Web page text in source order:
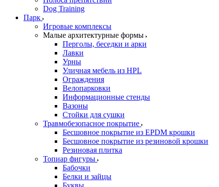
Dog Training
Парк
Игровые комплексы
Малые архитектурные формы
Перголы, беседки и арки
Лавки
Урны
Уличная мебель из HPL
Ограждения
Велопарковки
Информационные стенды
Вазоны
Стойки для сушки
Травмобезопасное покрытие
Бесшовное покрытие из EPDM крошки
Бесшовное покрытие из резиновой крошки
Резиновая плитка
Топиар фигуры
Бабочки
Белки и зайцы
Буквы